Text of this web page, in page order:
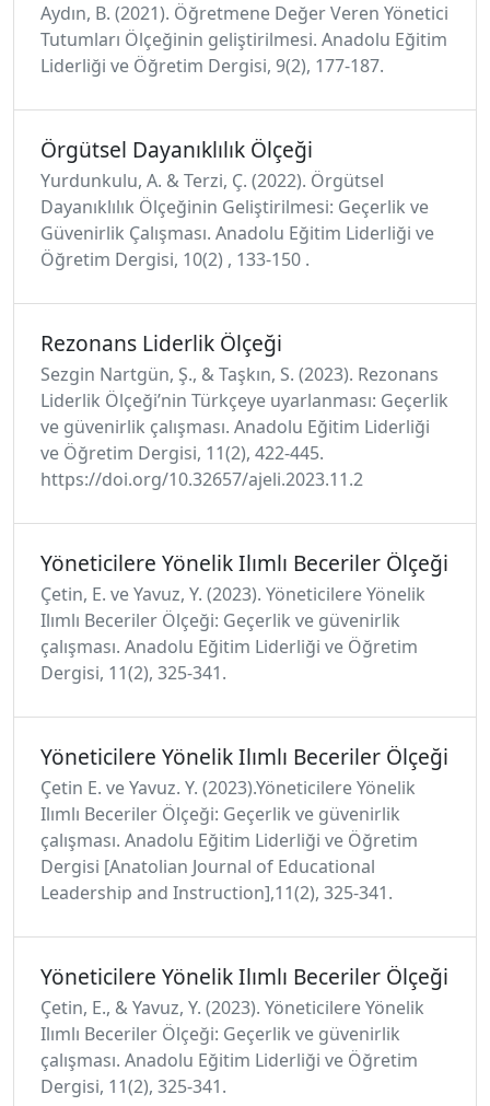
Aydın, B. (2021). Öğretmene Değer Veren Yönetici
Tutumları Ölçeğinin geliştirilmesi. Anadolu Eğitim
Liderliği ve Öğretim Dergisi, 9(2), 177-187.
Örgütsel Dayanıklılık Ölçeği
Yurdunkulu, A. & Terzi, Ç. (2022). Örgütsel
Dayanıklılık Ölçeğinin Geliştirilmesi: Geçerlik ve
Güvenirlik Çalışması. Anadolu Eğitim Liderliği ve
Öğretim Dergisi, 10(2) , 133-150 .
Rezonans Liderlik Ölçeği
Sezgin Nartgün, Ş., & Taşkın, S. (2023). Rezonans
Liderlik Ölçeği’nin Türkçeye uyarlanması: Geçerlik
ve güvenirlik çalışması. Anadolu Eğitim Liderliği
ve Öğretim Dergisi, 11(2), 422-445.
https://doi.org/10.32657/ajeli.2023.11.2
Yöneticilere Yönelik Ilımlı Beceriler Ölçeği
Çetin, E. ve Yavuz, Y. (2023). Yöneticilere Yönelik
Ilımlı Beceriler Ölçeği: Geçerlik ve güvenirlik
çalışması. Anadolu Eğitim Liderliği ve Öğretim
Dergisi, 11(2), 325-341.
Yöneticilere Yönelik Ilımlı Beceriler Ölçeği
Çetin E. ve Yavuz. Y. (2023).Yöneticilere Yönelik
Ilımlı Beceriler Ölçeği: Geçerlik ve güvenirlik
çalışması. Anadolu Eğitim Liderliği ve Öğretim
Dergisi [Anatolian Journal of Educational
Leadership and Instruction],11(2), 325-341.
Yöneticilere Yönelik Ilımlı Beceriler Ölçeği
Çetin, E., & Yavuz, Y. (2023). Yöneticilere Yönelik
Ilımlı Beceriler Ölçeği: Geçerlik ve güvenirlik
çalışması. Anadolu Eğitim Liderliği ve Öğretim
Dergisi, 11(2), 325-341.